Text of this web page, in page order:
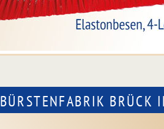
BÜRSTENFABRIK BRÜCK